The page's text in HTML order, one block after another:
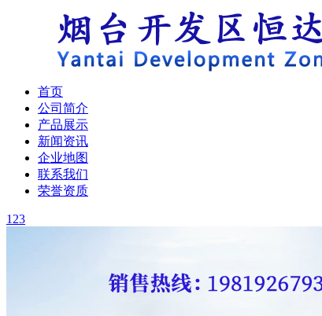
首页
公司简介
产品展示
新闻资讯
企业地图
联系我们
荣誉资质
1 23